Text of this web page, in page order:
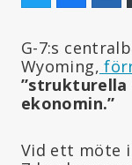
G-7:s
Wyoming,
”strukturella
ekonomin.”
Vid ett möte i